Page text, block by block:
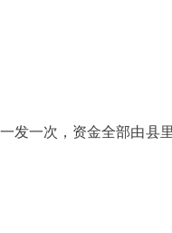
发一次，资金全部由县